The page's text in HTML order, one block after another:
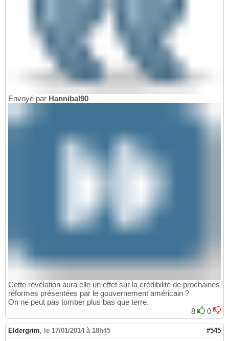
Envoyé par Hannibal90
Cette révélation aura elle un effet sur la crédibilité de prochaines
réformes présentées par le gouvernement américain ?
On ne peut pas tomber plus bas que terre.
8
0
Eldergrim, le 17/01/2014 à 18h45 #545